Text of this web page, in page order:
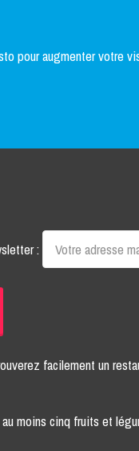
pour augmenter votre
:
facilement un
moins cinq fruits et